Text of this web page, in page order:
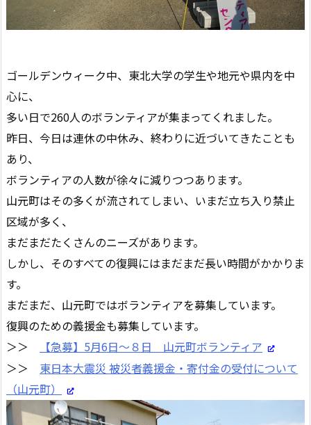
ゴールデンウィーク中、東北大学の学生や地元や県内を中
心に、
多い日で260人のボランティアが集まってくれました。
昨日、今日は連休の中休み、終わりに近づいてきたことも
あり、
ボランティアの人数が徐々に減りつつあります。
山元町はその多くが流されてしまい、いまだ立ち入り禁止
区域が多く、
まだまだたくさんのニーズがあります。
しかし、そのすべての復興にはまだまだ長い時間がかかりま
す。
まだまだ、山元町ではボランティアを募集しています。
復興のための義援金も募集しています。
＞＞
【急募】5月6日～８日 山元町ボランティア
＞＞ 東日本大震災 被災者義援金・寄付金の受付について
（山元町）